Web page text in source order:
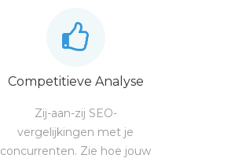
Competitieve Analyse
Zij-aan-zij SEO-
vergelijkingen met je
concurrenten. Zie hoe jouw